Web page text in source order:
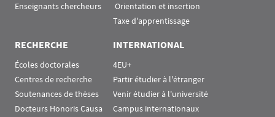
Enseignants chercheurs
Orientation et insertion
Taxe d'apprentissage
RECHERCHE
Écoles doctorales
Centres de recherche
Soutenances de thèses
Docteurs Honoris Causa
INTERNATIONAL
4EU+
Partir étudier à l'étranger
Venir étudier à l'université
Campus internationaux